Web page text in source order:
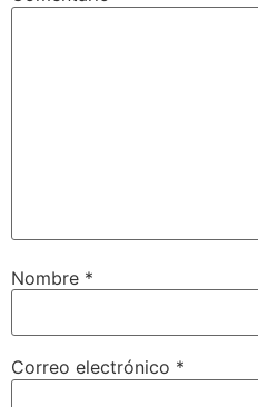
Nombre *
Correo electrónico *